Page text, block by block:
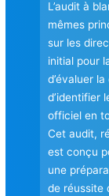
L’audit à
mêmes
sur les
initial pour
d’évaluer
d’identifier
officiel en
Cet audit,
est conçu
une
de réussite